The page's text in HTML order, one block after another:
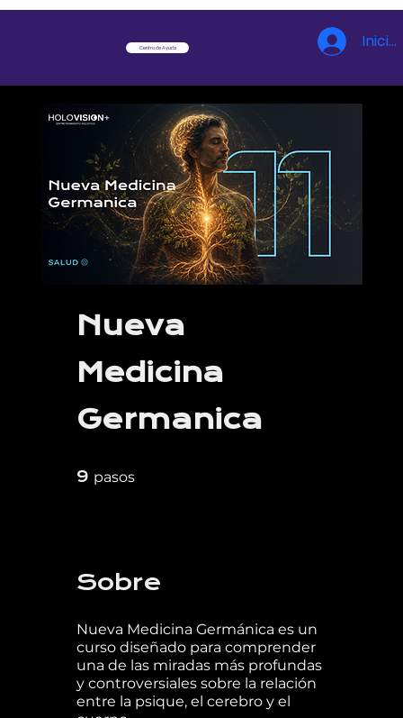
Centro de Ayuda
Nueva
Medicina
Germanica
9 pasos
Sobre
Nueva Medicina Germánica es un
curso diseñado para comprender
una de las miradas más profundas
y controversiales sobre la relación
entre la psique, el cerebro y el